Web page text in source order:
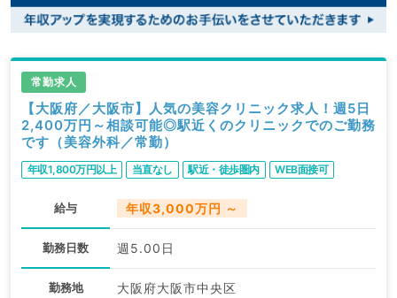
常勤求人
【大阪府／大阪市】人気の美容クリニック求人！週5日
2,400万円～相談可能◎駅近くのクリニックでのご勤務
です（美容外科／常勤）
年収1,800万円以上 当直なし 駅近・徒歩圏内 WEB面接可
給与 年収3,000万円 ～
勤務日数 週5.00日
勤務地 大阪府大阪市中央区